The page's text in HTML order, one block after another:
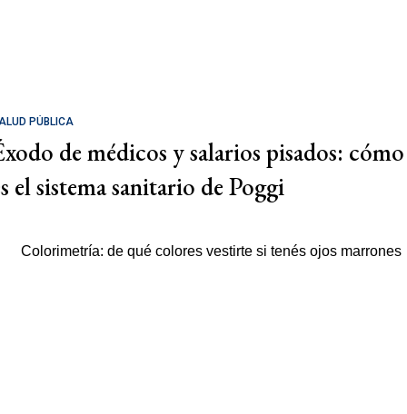
PÚBLICA
de médicos y salarios pisados: cómo
el sistema sanitario de Poggi